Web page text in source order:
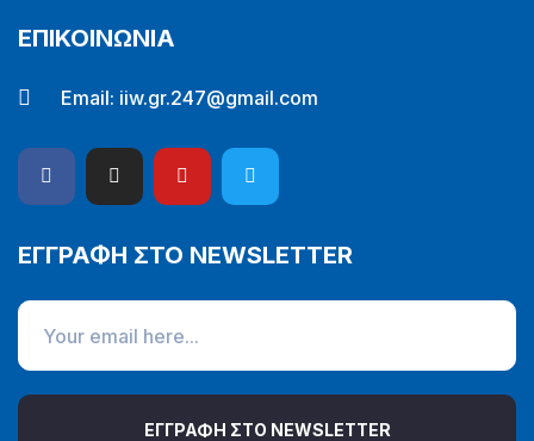
ΕΠΙΚΟΙΝΩΝΙΑ
Email: iiw.gr.247@gmail.com
ΕΓΓΡΑΦΗ ΣΤΟ NEWSLETTER
ΕΓΓΡΑΦΗ ΣΤΟ NEWSLETTER